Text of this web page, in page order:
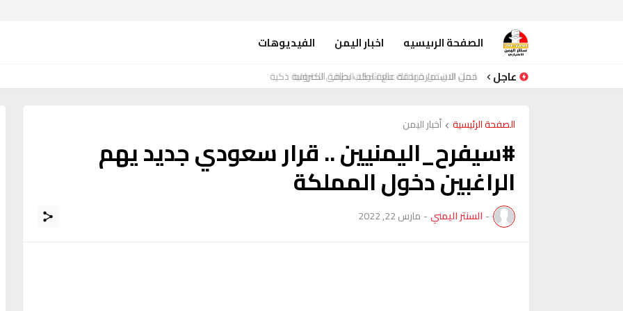
الصفحة الرىيسيه اخبار اليمن
الفيديوهات
عاجل
حمل الاستمارة بدقة عالية لطلب بطاقة الكترونية ذكية
الصفحة الرئيسية أخبار اليمن
#سيفرح_اليمنيين .. قرار سعودي جديد يهم
الراغبين دخول المملكة
- السنتر اليمني- مارس 22, 2022